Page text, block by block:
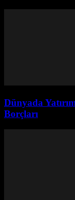
Dünyada
Borçları